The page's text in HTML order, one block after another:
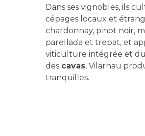
Dans ses vignobles, ils
cépages locaux et
chardonnay, pinot noir,
parellada et trepat, et
viticulture intégrée et
des cavas, Vilarnau
tranquilles.